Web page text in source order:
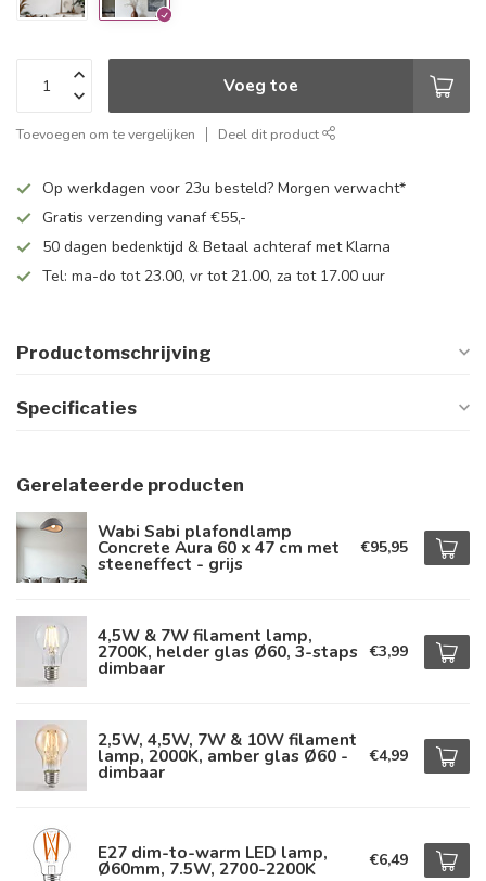
Voeg toe
Toevoegen om te vergelijken Deel dit product
Op werkdagen voor 23u besteld? Morgen verwacht*
Gratis verzending vanaf €55,-
50 dagen bedenktijd & Betaal achteraf met Klarna
Tel: ma-do tot 23.00, vr tot 21.00, za tot 17.00 uur
Productomschrijving
Specificaties
Gerelateerde producten
Wabi Sabi plafondlamp
Concrete Aura 60 x 47 cm met
steeneffect - grijs
€95,95
4,5W & 7W filament lamp,
2700K, helder glas Ø60, 3-staps
dimbaar
€3,99
2,5W, 4,5W, 7W & 10W filament
lamp, 2000K, amber glas Ø60 -
dimbaar
€4,99
E27 dim-to-warm LED lamp,
Ø60mm, 7.5W, 2700-2200K €6,49